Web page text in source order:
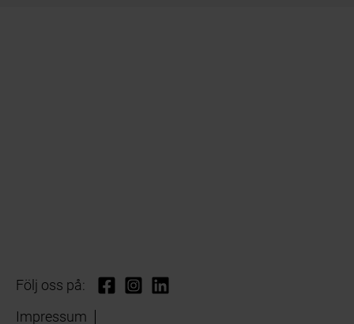
Följ oss på:
Impressum